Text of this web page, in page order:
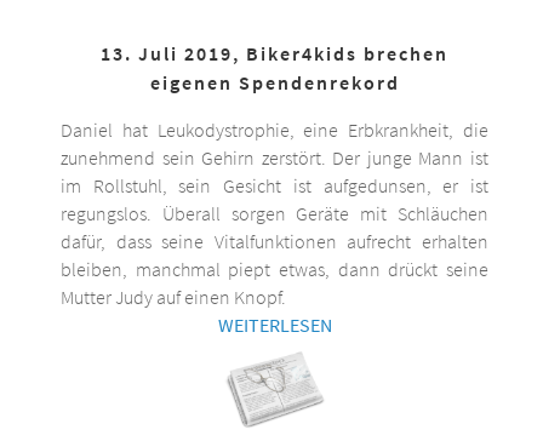
13. Juli 2019, Biker4kids brechen
eigenen Spendenrekord
Daniel hat Leukodystrophie, eine Erbkrankheit, die
zunehmend sein Gehirn zerstört. Der junge Mann ist
im Rollstuhl, sein Gesicht ist aufgedunsen, er ist
regungslos. Überall sorgen Geräte mit Schläuchen
dafür, dass seine Vitalfunktionen aufrecht erhalten
bleiben, manchmal piept etwas, dann drückt seine
Mutter Judy auf einen Knopf.
WEITERLESEN